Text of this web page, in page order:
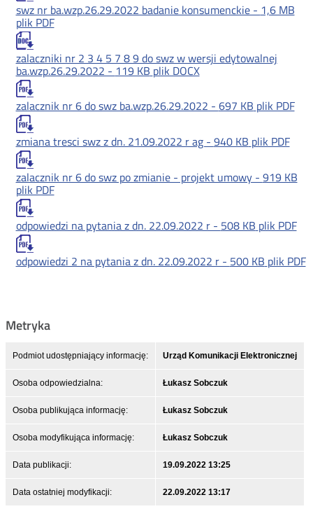
swz nr ba.wzp.26.29.2022 badanie konsumenckie - 1,6 MB
plik PDF
zalaczniki nr 2 3 4 5 7 8 9 do swz w wersji edytowalnej
ba.wzp.26.29.2022 - 119 KB plik DOCX
zalacznik nr 6 do swz ba.wzp.26.29.2022 - 697 KB plik PDF
zmiana tresci swz z dn. 21.09.2022 r ag - 940 KB plik PDF
zalacznik nr 6 do swz po zmianie - projekt umowy - 919 KB
plik PDF
odpowiedzi na pytania z dn. 22.09.2022 r - 508 KB plik PDF
odpowiedzi 2 na pytania z dn. 22.09.2022 r - 500 KB plik PDF
Metryka
Podmiot udostępniający informację: Urząd Komunikacji Elektronicznej
Osoba odpowiedzialna: Łukasz Sobczuk
Osoba publikująca informację: Łukasz Sobczuk
Osoba modyfikująca informację: Łukasz Sobczuk
Data publikacji: 19.09.2022 13:25
Data ostatniej modyfikacji: 22.09.2022 13:17